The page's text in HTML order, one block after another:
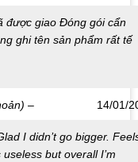
được giao Đóng gói cẩn
ghi tên sản phẩm rất tế
– 14/01/
I didn’t go bigger.
but overall I’m